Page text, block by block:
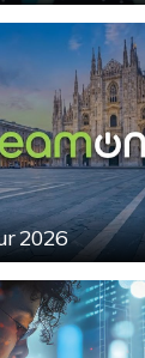
2026